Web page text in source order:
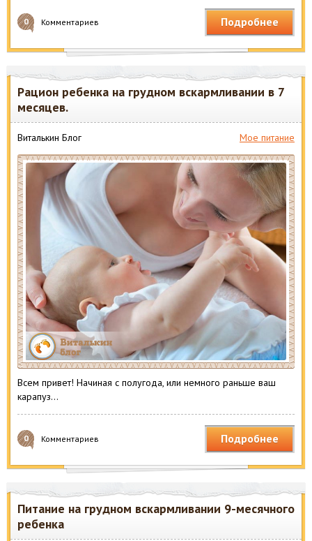
0 Комментариев Подробнее
Рацион ребенка на грудном вскармливании в 7
месяцев.
Виталькин Блог Мое питание
Всем привет! Начиная с полугода, или немного раньше ваш
карапуз…
0 Комментариев Подробнее
Питание на грудном вскармливании 9-месячного
ребенка